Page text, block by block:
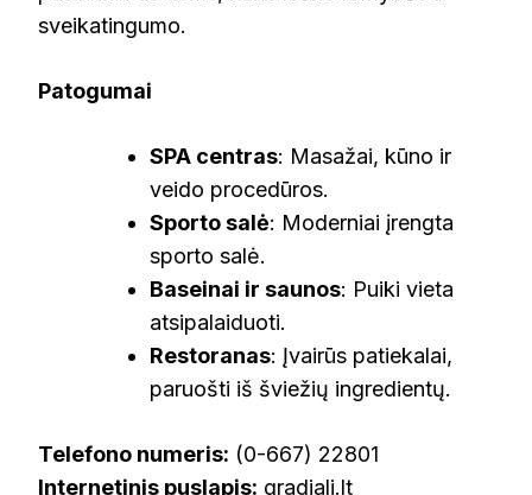
sveikatingumo.
Patogumai
SPA centras: Masažai, kūno ir
veido procedūros.
Sporto salė: Moderniai įrengta
sporto salė.
Baseinai ir saunos: Puiki vieta
atsipalaiduoti.
Restoranas: Įvairūs patiekalai,
paruošti iš šviežių ingredientų.
Telefono numeris: (0-667) 22801
Internetinis puslapis: gradiali.lt